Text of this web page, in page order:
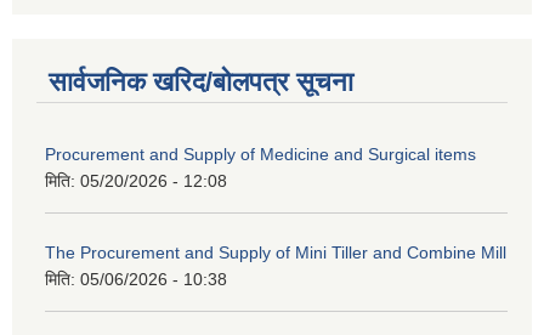
सार्वजनिक खरिद/बोलपत्र सूचना
Procurement and Supply of Medicine and Surgical items
मिति: 05/20/2026 - 12:08
The Procurement and Supply of Mini Tiller and Combine Mill
मिति: 05/06/2026 - 10:38